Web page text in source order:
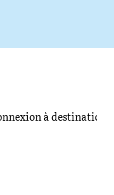
à destination